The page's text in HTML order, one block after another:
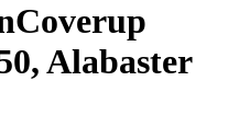
Alabaster